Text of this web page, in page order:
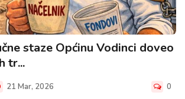
staze Općinu Vodinci doveo
tr...
21 Mar, 2026 0